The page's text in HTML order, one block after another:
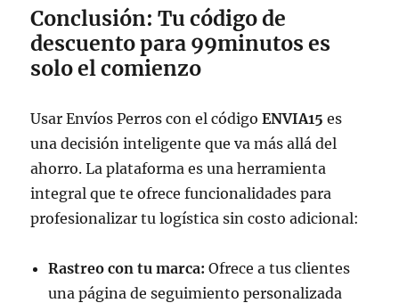
Conclusión: Tu código de
descuento para 99minutos es
solo el comienzo
Usar Envíos Perros con el códigoENVIA15 es
una decisión inteligente que va más allá del
ahorro. La plataforma es una herramienta
integral que te ofrece funcionalidades para
profesionalizar tu logística sin costo adicional:
Rastreo con tu marca: Ofrece a tus clientes
una página de seguimiento personalizada